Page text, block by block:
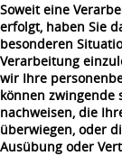
Soweit eine
erfolgt, haben Sie
besonderen
Verarbeitung
wir Ihre
können
nachweisen, die
überwiegen, oder
Ausübung oder